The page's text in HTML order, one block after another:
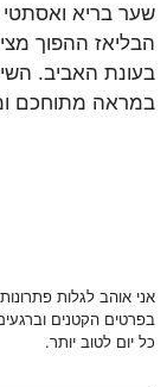
שער בריא
הבליאז ההפוך
בעונת האביב.
במראה מתוחכם
אני אוהב לגלות
בפרטים הקטנים
כל יום לטוב יותר.